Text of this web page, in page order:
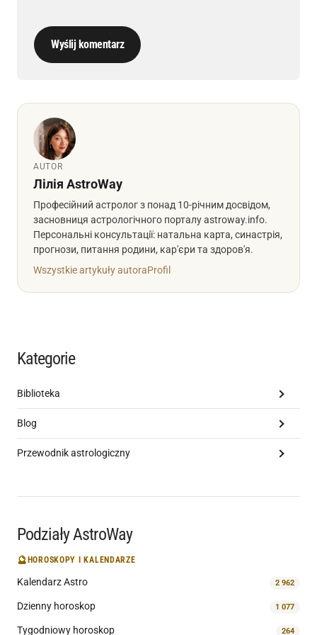
Wyślij komentarz
AUTOR
Лілія AstroWay
Професійний астролог з понад 10-річним досвідом,
засновниця астрологічного порталу astroway.info.
Персональні консультації: натальна карта, синастрія,
прогнози, питання родини, кар'єри та здоров'я.
Wszystkie artykuły autoraProfil
Kategorie
Biblioteka
Blog
Przewodnik astrologiczny
Podziały AstroWay
🔮HOROSKOPY I KALENDARZE
Kalendarz Astro 2 962
Dzienny horoskop 1 077
Tygodniowy horoskop 264